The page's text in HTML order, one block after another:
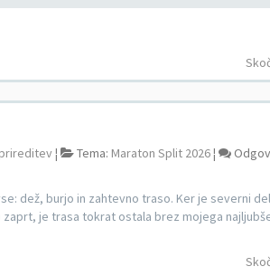
¦ Tema: Maraton Split 2026¦
dež, burjo in zahtevno traso. Ker je severni
je trasa tokrat ostala brez mojega